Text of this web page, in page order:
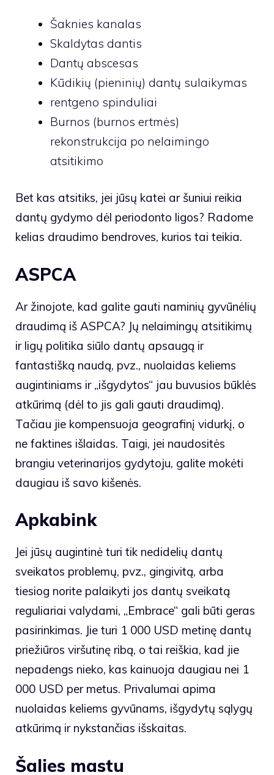
Šaknies kanalas
Skaldytas dantis
Dantų abscesas
Kūdikių (pieninių) dantų sulaikymas
rentgeno spinduliai
Burnos (burnos ertmės)
rekonstrukcija po nelaimingo
atsitikimo
Bet kas atsitiks, jei jūsų katei ar šuniui reikia
dantų gydymo dėl periodonto ligos? Radome
kelias draudimo bendroves, kurios tai teikia.
ASPCA
Ar žinojote, kad galite gauti naminių gyvūnėlių
draudimą iš ASPCA? Jų nelaimingų atsitikimų
ir ligų politika siūlo dantų apsaugą ir
fantastišką naudą, pvz., nuolaidas keliems
augintiniams ir „išgydytos“ jau buvusios būklės
atkūrimą (dėl to jis gali gauti draudimą).
Tačiau jie kompensuoja geografinį vidurkį, o
ne faktines išlaidas. Taigi, jei naudositės
brangiu veterinarijos gydytoju, galite mokėti
daugiau iš savo kišenės.
Apkabink
Jei jūsų augintinė turi tik nedidelių dantų
sveikatos problemų, pvz., gingivitą, arba
tiesiog norite palaikyti jos dantų sveikatą
reguliariai valydami, „Embrace“ gali būti geras
pasirinkimas. Jie turi 1 000 USD metinę dantų
priežiūros viršutinę ribą, o tai reiškia, kad jie
nepadengs nieko, kas kainuoja daugiau nei 1
000 USD per metus. Privalumai apima
nuolaidas keliems gyvūnams, išgydytų sąlygų
atkūrimą ir nykstančias išskaitas.
Šalies mastu